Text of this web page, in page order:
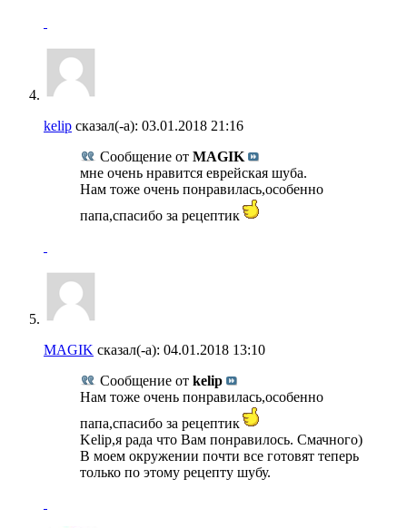
kelip сказал(-а): 03.01.2018 21:16
Сообщение от MAGIK
мне очень нравится еврейская шуба.
Нам тоже очень понравилась,особенно
папа,спасибо за рецептик
MAGIK сказал(-а): 04.01.2018 13:10
Сообщение от kelip
Нам тоже очень понравилась,особенно
папа,спасибо за рецептик
Kelip,я рада что Вам понравилось. Смачного)
В моем окружении почти все готовят теперь
только по этому рецепту шубу.